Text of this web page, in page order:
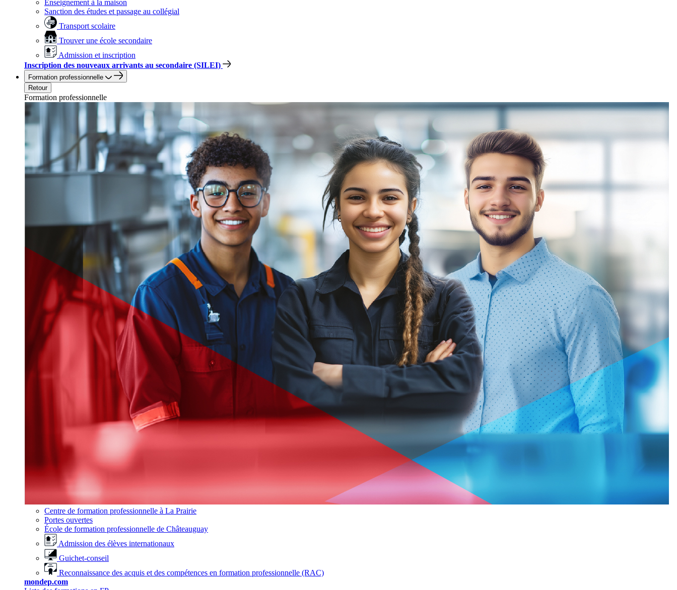
Enseignement à la maison
Sanction des études et passage au collégial
Transport scolaire
Trouver une école secondaire
Admission et inscription
Inscription des nouveaux arrivants au secondaire (SILEI)
Formation professionnelle
Retour
Formation professionnelle
Centre de formation professionnelle à La Prairie
Portes ouvertes
École de formation professionnelle de Châteauguay
Admission des élèves internationaux
Guichet-conseil
Reconnaissance des acquis et des compétences en formation professionnelle (RAC)
mondep.com